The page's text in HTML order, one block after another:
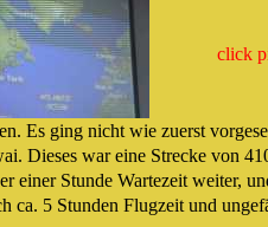
click
Es ging nicht wie zuerst
Dieses war eine Strecke von
einer Stunde Wartezeit weiter,
ca. 5 Stunden Flugzeit und